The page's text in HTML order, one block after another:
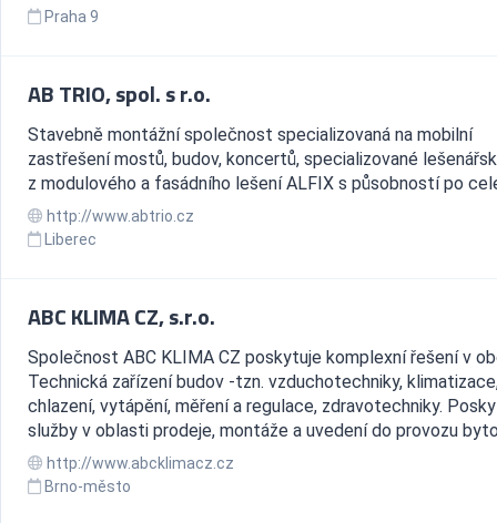
Praha 9
AB TRIO, spol. s r.o.
Stavebně montážní společnost specializovaná na mobilní
zastřešení mostů, budov, koncertů, specializované
z modulového a fasádního lešení ALFIX s působností po
http://www.abtrio.cz
Liberec
ABC KLIMA CZ, s.r.o.
Společnost ABC KLIMA CZ poskytuje komplexní řešení v
Technická zařízení budov -tzn. vzduchotechniky,
chlazení, vytápění, měření a regulace, zdravotechniky.
služby v oblasti prodeje, montáže a uvedení do provozu
http://www.abcklimacz.cz
Brno-město